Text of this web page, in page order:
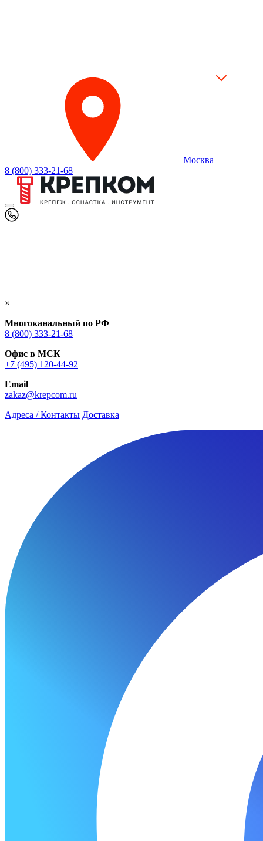
Москва
8 (800) 333-21-68
×
Многоканальный по РФ
8 (800) 333‑21-68
Офис в МСК
+7 (495) 120-44-92
Email
zakaz@krepcom.ru
Адреса / Контакты Доставка